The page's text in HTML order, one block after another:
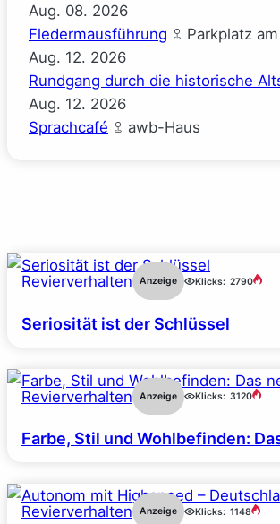
Aug. 08. 2026
Fledermausführung
Parkplatz
Aug. 12. 2026
Rundgang durch die historische
Aug. 12. 2026
Sprachcafé
awb-Haus
Revierverhalten Anzeige Klicks: 2790
Seriosität ist der Schlüssel
Revierverhalten Anzeige Klicks: 3120
Farbe, Stil und Wohlbefinden:
Revierverhalten Anzeige Klicks: 1148